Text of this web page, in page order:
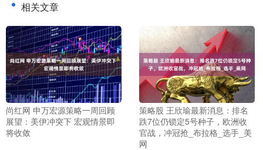
相关文章
尚红网 申万宏源策略一周回顾
展望：美伊冲突下 宏观情景即
将收敛
策略股 王欣瑜最新消息：排名
跌7位仍锁定5号种子，欧洲收
官战，冲冠抢_布拉格_选手_美
网